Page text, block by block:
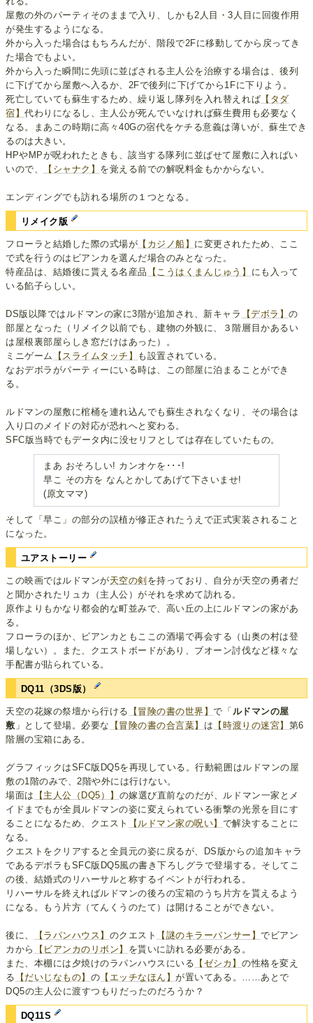
屋敷の外のパーティそのままで入り、しかも2人目・3人目に回復作用
が発生するようになる。
外から入った場合はもちろんだが、階段で2Fに移動してから戻ってき
た場合でもよい。
外から入った瞬間に先頭に並ばされる主人公を治療する場合は、後列
に下げてから屋敷へ入るか、2Fで後列に下げてから1Fに下りよう。
死亡していても蘇生するため、繰り返し隊列を入れ替えれば 【タダ
宿】代わりになるし、主人公が死んでいなければ蘇生費用も必要なく
なる。まあこの時期に高々40Gの宿代をケチる意義は薄いが、蘇生でき
るのは大きい。
HPやMPが呪われたときも、該当する隊列に並ばせて屋敷に入ればい
いので、
【シャナク】 を覚える前での解呪料金もかからない。
エンディングでも訪れる場所の１つとなる。
リメイク版
フローラと結婚した際の式場が 【カジノ船】 に変更されたため、ここ
で式を行うのはビアンカを選んだ場合のみとなった。
特産品は、結婚後に貰える名産品
【こうはくまんじゅう】 にも入って
いる餡子らしい。
DS版以降ではルドマンの家に3階が追加され、新キャラ 【デボラ】の
部屋となった（リメイク以前でも、建物の外観に、３階層目かあるい
は屋根裏部屋らしき窓だけはあった）。
ミニゲーム
【スライムタッチ】
も設置されている。
なおデボラがパーティーにいる時は、この部屋に泊まることができ
る。
ルドマンの屋敷に棺桶を連れ込んでも蘇生されなくなり、その場合は
入り口のメイドの対応が恐れへと変わる。
SFC版当時でもデータ内に没セリフとしては存在していたもの。
まあ おそろしい! カンオケを･･･!
早こ その方を なんとかしてあげて下さいませ!
(原文ママ)
そして「早こ」の部分の誤植が修正されたうえで正式実装されること
になった。
ユアストーリー
この映画ではルドマンが天空の剣 を持っており、自分が天空の勇者だ
と聞かされたリュカ（主人公）がそれを求めて訪れる。
原作よりもかなり都会的な町並みで、高い丘の上にルドマンの家があ
る。
フローラのほか、ビアンカともここの酒場で再会する（山奥の村は登
場しない）。また、クエストボードがあり、ブオーン討伐など様々な
手配書が貼られている。
DQ11（3DS版）
天空の花嫁の祭壇から行ける 【冒険の書の世界】で「 ルドマンの屋
敷 」として登場。必要な 【冒険の書の合言葉】 は 【時渡りの迷宮】 第6
階層の宝箱にある。
グラフィックはSFC版DQ5を再現している。行動範囲はルドマンの屋
敷の1階のみで、2階や外には行けない。
場面は
【主人公（DQ5）】 の嫁選び直前なのだが、ルドマン一家とメ
イドまでもが全員ルドマンの姿に変えられている衝撃の光景を目にす
ることになるため、クエスト
【ルドマン家の呪い】 で解決することに
なる。
クエストをクリアすると全員元の姿に戻るが、DS版からの追加キャラ
であるデボラもSFC版DQ5風の書き下ろしグラで登場する。そしてこ
の後、結婚式のリハーサルと称するイベントが行われる。
リハーサルを終えればルドマンの後ろの宝箱のうち片方を貰えるよう
になる。もう片方（てんくうのたて）は開けることができない。
後に、 【ラパンハウス】 のクエスト 【謎のキラーパンサー】でビアン
カから
【ビアンカのリボン】 を貰いに訪れる必要がある。
また、本棚には夕焼けのラパンハウスにいる 【ゼシカ】の性格を変え
る
【だいじなもの】 の 【エッチなほん】が置いてある。……あとで
DQ5の主人公に渡すつもりだったのだろうか？
DQ11S